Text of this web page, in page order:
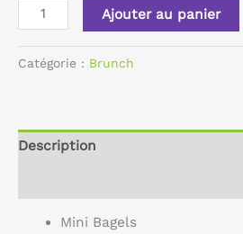
Ajouter au panier
Catégorie : Brunch
Description
Mini Bagels